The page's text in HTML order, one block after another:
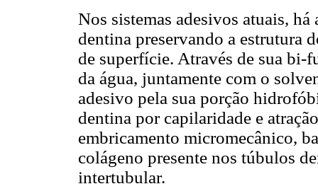
Nos sistemas adesivos atuais, há
dentina preservando a estrutura
de superfície. Através de sua bi-
da água, juntamente com o
adesivo pela sua porção
dentina por capilaridade e
embricamento micromecânico,
colágeno presente nos túbulos
intertubular.